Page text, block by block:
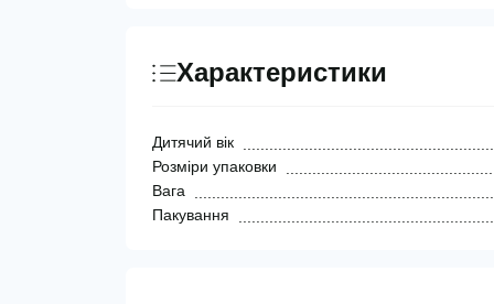
Характеристики
Дитячий вік
Розміри упаковки
Вага
Пакування